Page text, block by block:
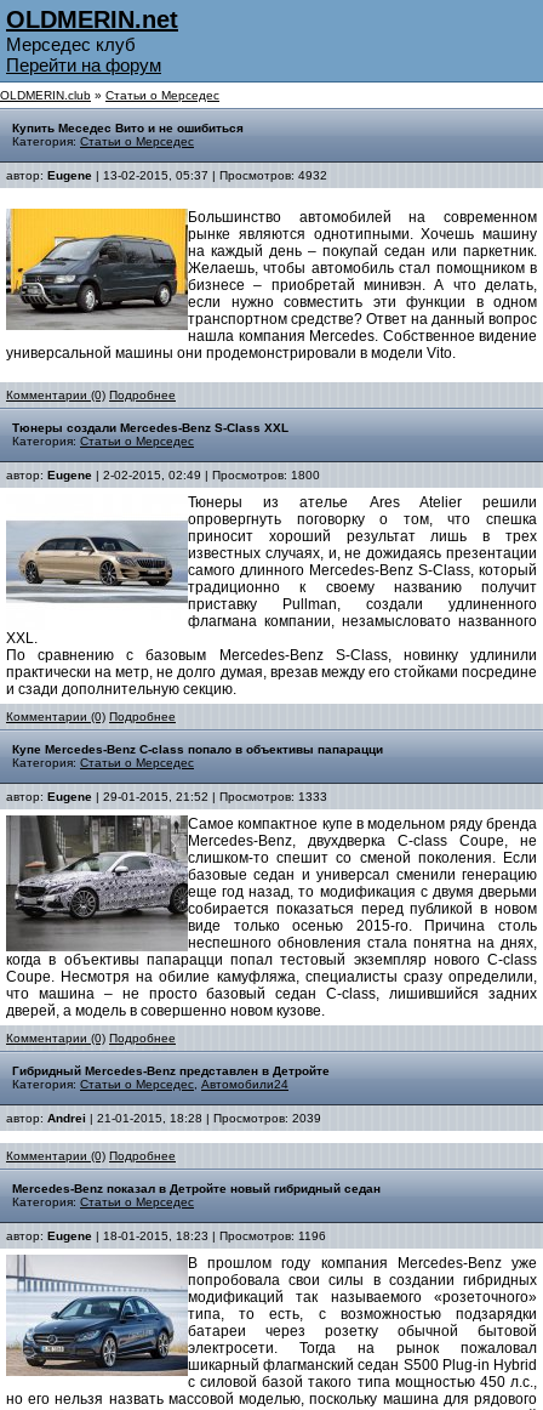
OLDMERIN.net
Мерседес клуб
Перейти на форум
OLDMERIN.club » Статьи о Мерседес
Купить Меседес Вито и не ошибиться
Категория: Статьи о Мерседес
автор: Eugene | 13-02-2015, 05:37 | Просмотров: 4932
Большинство автомобилей на современном
рынке являются однотипными. Хочешь машину
на каждый день – покупай седан или паркетник.
Желаешь, чтобы автомобиль стал помощником в
бизнесе – приобретай минивэн. А что делать,
если нужно совместить эти функции в одном
транспортном средстве? Ответ на данный вопрос
нашла компания Mercedes. Собственное видение
универсальной машины они продемонстрировали в модели Vito.
Комментарии (0) Подробнее
Тюнеры создали Mercedes-Benz S-Class XXL
Категория: Статьи о Мерседес
автор: Eugene | 2-02-2015, 02:49 | Просмотров: 1800
Тюнеры из ателье Ares Atelier решили
опровергнуть поговорку о том, что спешка
приносит хороший результат лишь в трех
известных случаях, и, не дожидаясь презентации
самого длинного Mercedes-Benz S-Class, который
традиционно к своему названию получит
приставку Pullman, создали удлиненного
флагмана компании, незамысловато названного
XXL.
По сравнению с базовым Mercedes-Benz S-Class, новинку удлинили
практически на метр, не долго думая, врезав между его стойками посредине
и сзади дополнительную секцию.
Комментарии (0) Подробнее
Купе Mercedes-Benz C-class попало в объективы папарацци
Категория: Статьи о Мерседес
автор: Eugene | 29-01-2015, 21:52 | Просмотров: 1333
Самое компактное купе в модельном ряду бренда
Mercedes-Benz, двухдверка C-class Coupe, не
слишком-то спешит со сменой поколения. Если
базовые седан и универсал сменили генерацию
еще год назад, то модификация с двумя дверьми
собирается показаться перед публикой в новом
виде только осенью 2015-го. Причина столь
неспешного обновления стала понятна на днях,
когда в объективы папарацци попал тестовый экземпляр нового C-class
Coupe. Несмотря на обилие камуфляжа, специалисты сразу определили,
что машина – не просто базовый седан C-class, лишившийся задних
дверей, а модель в совершенно новом кузове.
Комментарии (0) Подробнее
Гибридный Mercedes-Benz представлен в Детройте
Категория: Статьи о Мерседес Автомобили24
автор: Andrei | 21-01-2015, 18:28 | Просмотров: 2039
Комментарии (0) Подробнее
Mercedes-Benz показал в Детройте новый гибридный седан
Категория: Статьи о Мерседес
автор: Eugene | 18-01-2015, 18:23 | Просмотров: 1196
В прошлом году компания Mercedes-Benz уже
попробовала свои силы в создании гибридных
модификаций так называемого «розеточного»
типа, то есть, с возможностью подзарядки
батареи через розетку обычной бытовой
электросети. Тогда на рынок пожаловал
шикарный флагманский седан S500 Plug-in Hybrid
с силовой базой такого типа мощностью 450 л.с.,
но его нельзя назвать массовой моделью, поскольку машина для рядового